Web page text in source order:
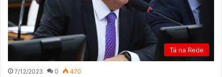
Tá na Rede
7/12/2023 0 470